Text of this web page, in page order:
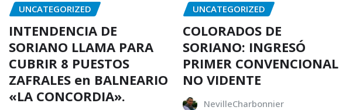
UNCATEGORIZED
INTENDENCIA DE
SORIANO LLAMA PARA
CUBRIR 8 PUESTOS
ZAFRALES en BALNEARIO
«LA CONCORDIA».
UNCATEGORIZED
COLORADOS DE
SORIANO: INGRESÓ
PRIMER CONVENCIONAL
NO VIDENTE
NevilleCharbonnier